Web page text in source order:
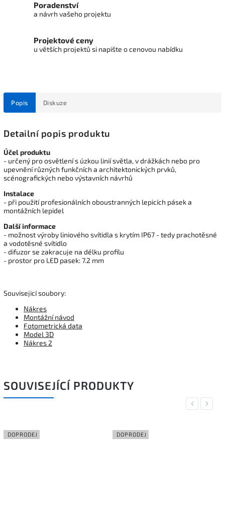
Poradenství
a návrh vašeho projektu
Projektové ceny
u větších projektů si napište o cenovou nabídku
Popis Diskuze
Detailní popis produktu
Účel produktu
- určený pro osvětlení s úzkou linií světla, v drážkách nebo pro
upevnění různých funkčních a architektonických prvků,
scénografických nebo výstavních návrhů
Instalace
- při použití profesionálních oboustranných lepicích pásek a
montážních lepidel
Další informace
- možnost výroby liniového svítidla s krytím IP67 - tedy prachotěsné
a vodotěsné svítidlo
- difuzor se zakracuje na délku profilu
- prostor pro LED pasek: 7.2 mm
Souvisejicí soubory:
Nákres
Montážní návod
Fotometrická data
Model 3D
Nákres 2
SOUVISEJÍCÍ PRODUKTY
Previous
DOPRODEJ DOPRODEJ
Next